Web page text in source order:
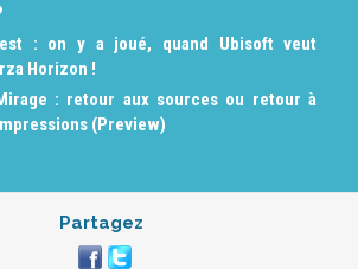
: on y a joué, quand Ubisoft veut
Horizon !
: retour aux sources ou retour à
(Preview)
Partagez